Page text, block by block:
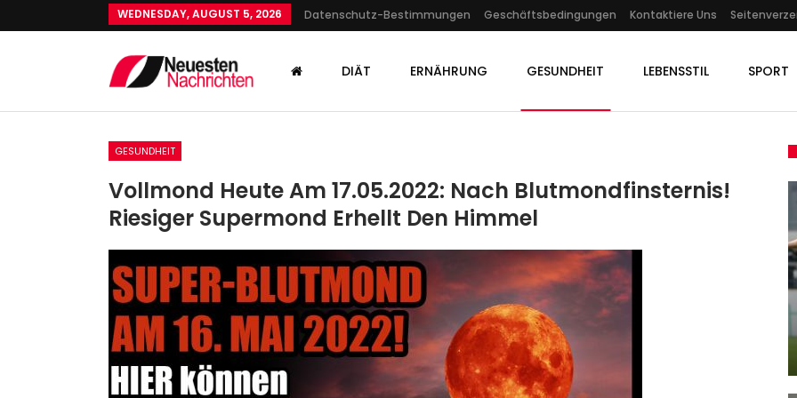
WEDNESDAY, AUGUST 5, 2026 Datenschutz-Bestimmungen Geschäftsbedingungen Kontaktiere Uns
DIÄT ERNÄHRUNG GESUNDHEIT LEBENSSTIL SPORT
GESUNDHEIT
Vollmond Heute Am 17.05.2022: Nach Blutmondfinsternis!
Riesiger Supermond Erhellt Den Himmel
Zitterspiel Gegen Die
Vancouver Canucks: Draisaitl
Steht Mit…
Admin May 21, 2024
SPORT
Fußball-Bundesliga: Kompanys
Warnung Vor Zauberfuß –…
Admin